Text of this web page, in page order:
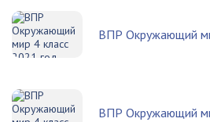
ВПР Окружающий
ВПР Окружающий